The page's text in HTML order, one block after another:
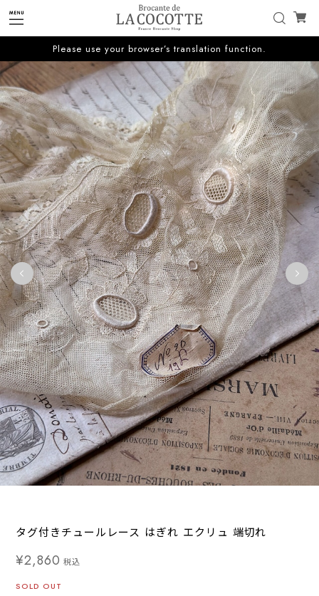
Please use your browser’s translation function.
タグ付きチュールレース はぎれ エクリュ 端切れ
¥2,860 税込
SOLD OUT